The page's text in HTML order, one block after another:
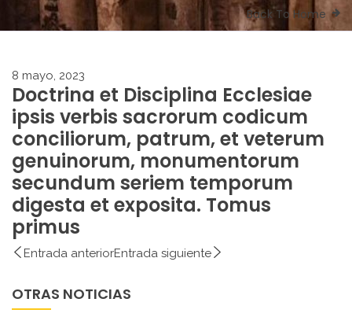
Back To Home
8 mayo, 2023
Doctrina et Disciplina Ecclesiae
ipsis verbis sacrorum codicum
conciliorum, patrum, et veterum
genuinorum, monumentorum
secundum seriem temporum
digesta et exposita. Tomus
primus
Entrada anteriorEntrada siguiente
OTRAS NOTICIAS